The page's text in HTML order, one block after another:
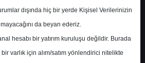
dışında hiç bir yerde Kişisel Verilerinizin
da beyan ederiz.
hesabı bir yatırım kuruluşu değildir. Burada
varlık için alım/satım yönlendirici nitelikte